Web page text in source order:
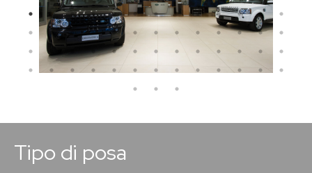
Tipo di posa